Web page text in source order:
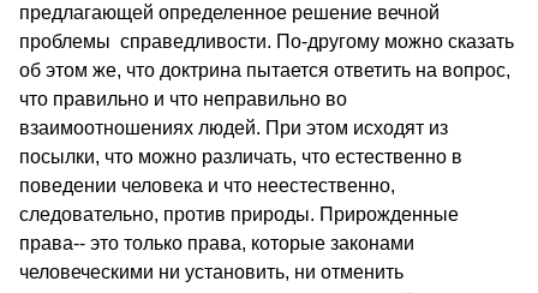
предлагающей определенное решение вечной
проблемы справедливости. По-другому можно сказать
об этом же, что доктрина пытается ответить на вопрос,
что правильно и что неправильно во
взаимоотношениях людей. При этом исходят из
посылки, что можно различать, что естественно в
поведении человека и что неестественно,
следовательно, против природы. Прирожденные
права-- это только права, которые законами
человеческими ни установить, ни отменить